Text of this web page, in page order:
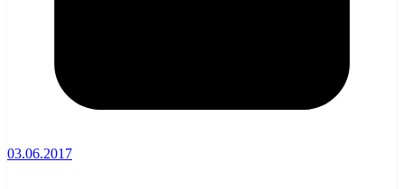
03.06.2017